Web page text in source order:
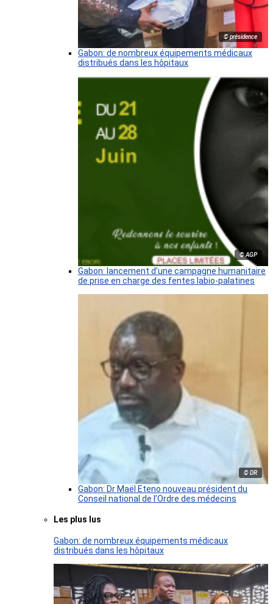
© présidence
Gabon: de nombreux équipements médicaux
distribués dans les hôpitaux
© AGP
Gabon: lancement d’une campagne humanitaire
de prise en charge des fentes labio-palatines
© DR
Gabon: Dr Maël Eteno nouveau président du
Conseil national de l’Ordre des médecins
Les plus lus
Gabon: de nombreux équipements médicaux
distribués dans les hôpitaux